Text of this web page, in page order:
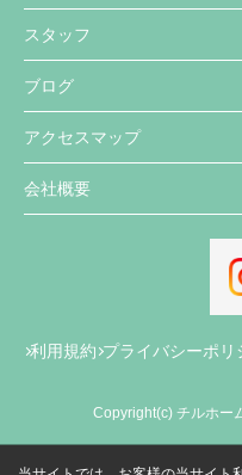
スタッフ
ブログ
アクセスマップ
会社概要
利用規約 プライバシーポリ
Copyright(c) チルホー